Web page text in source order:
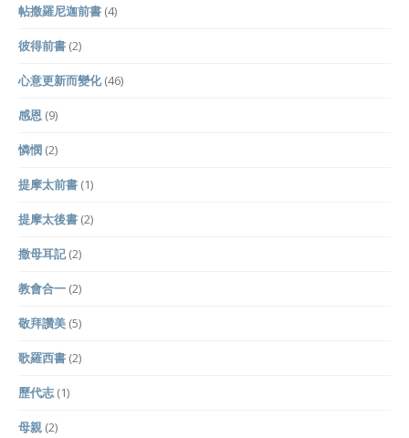
帖撒羅尼迦前書 (4)
彼得前書 (2)
心意更新而變化(46)
感恩 (9)
憐憫 (2)
提摩太前書 (1)
提摩太後書 (2)
撒母耳記(2)
教會合一 (2)
敬拜讚美 (5)
歌羅西書 (2)
歷代志 (1)
母親 (2)